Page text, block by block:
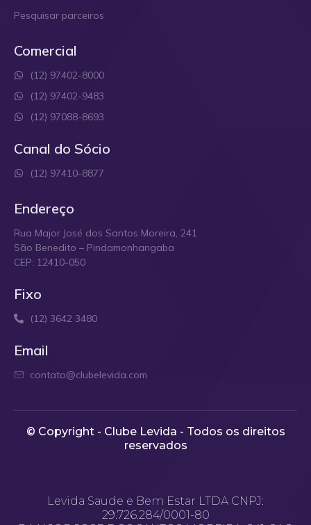
Pesquisar parceiros
Comercial
(12) 97402-8000
(12) 97402-9483
(12) 97088-8693
Canal do Sócio
(12) 97410-8877
Endereço
Rua Major José dos Santos Moreira, 241
São Benedito – Pindamonhangaba
CEP: 12410-050
Fixo
(12) 3642 3480
Email
contato@clubelevida.com
© Copyright - Clube Levida - Todos os direitos
reservados​
Levida Saude e Bem Estar LTDA CNPJ:
29.726.284/0001-80